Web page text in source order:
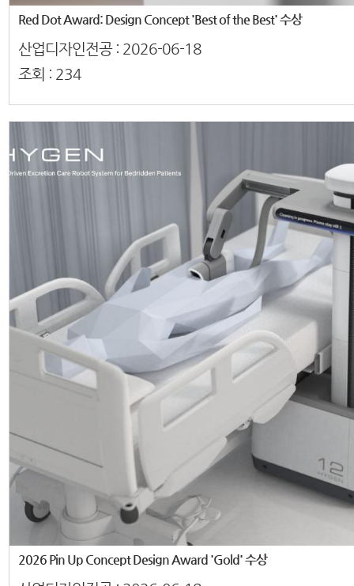
Red Dot Award: Design Concept 'Best of the Best' 수상
산업디자인전공 : 2026-06-18
조회 : 234
2026 Pin Up Concept Design Award 'Gold' 수상